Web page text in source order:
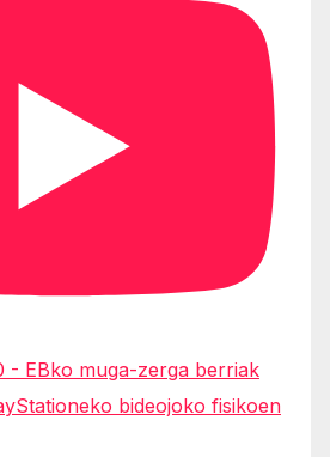
- EBko muga-zerga berriak
bideojoko fisikoen